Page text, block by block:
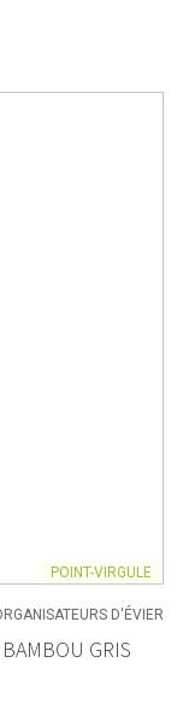
POINT-VIRGULE
D'ÉVIER
GRIS